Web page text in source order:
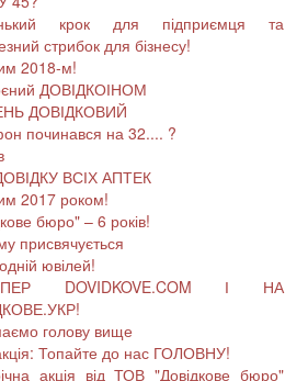
крок для підприємця та
стрибок для бізнесу!
2018-м!
ДОВІДКОІНОМ
ДОВІДКОВИЙ
починався на 32.... ?
ВСІХ АПТЕК
2017 роком!
бюро" – 6 років!
присвячується
ювілей!
DOVIDKOVE.COM І НА
голову вище
Топайте до нас ГОЛОВНУ!
акція від ТОВ "Довідкове бюро"